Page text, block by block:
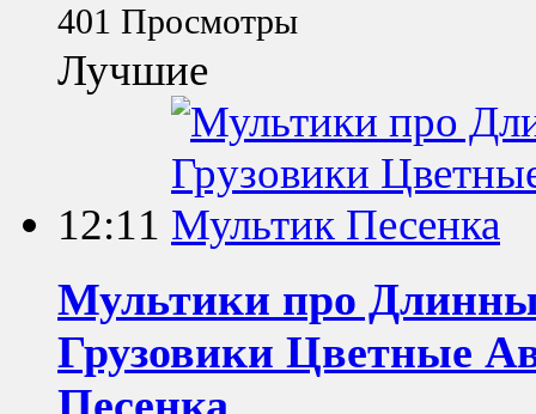
401 Просмотры
Лучшие
12:11
Мультики про
Грузовики Цветные